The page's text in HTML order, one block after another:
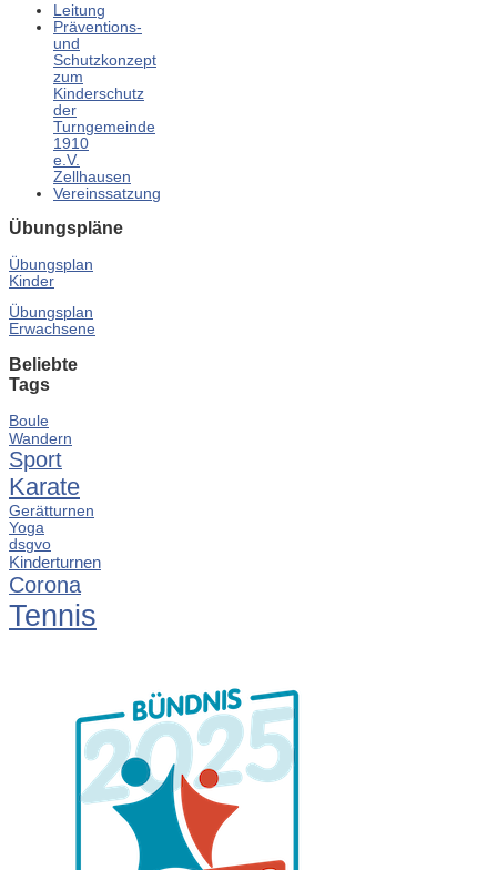
Leitung
Präventions-
und
Schutzkonzept
zum
Kinderschutz
der
Turngemeinde
1910
e.V.
Zellhausen
Vereinssatzung
Übungspläne
Übungsplan
Kinder
Übungsplan
Erwachsene
Beliebte
Tags
Boule
Wandern
Sport
Karate
Gerätturnen
Yoga
dsgvo
Kinderturnen
Corona
Tennis